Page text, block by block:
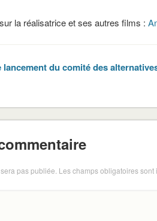
la réalisatrice et ses autres films :
du comité des
pas publiée. Les champs obligatoires